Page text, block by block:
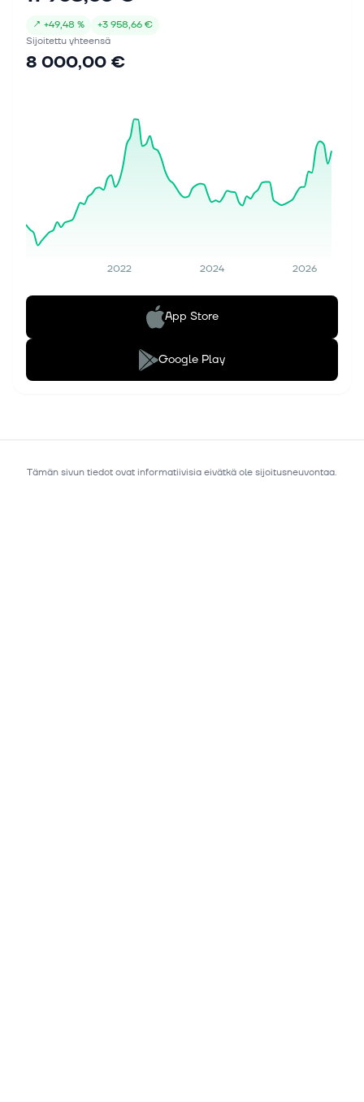
↗ +49,48 % +3 958,66 €
Sijoitettu yhteensä
8 000,00 €
2022 2024 2026
App Store
Google Play
Tämän sivun tiedot ovat informatiivisia eivätkä ole sijoitusneuvontaa.